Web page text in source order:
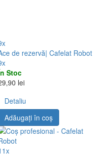
de rezervă| Cafelat Robot
Stoc
lei
Detaliu
Adăugați în coş